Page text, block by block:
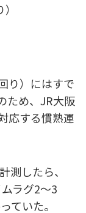
り）にはすで
ため、JR大阪
応する慣熟運
測したら、
ラグ2～3
ていた。